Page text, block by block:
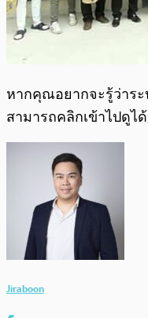
หากคุณอยากจะรู้ว่าระ
สามารถคลิกเข้าไปดูได้
Jiraboon